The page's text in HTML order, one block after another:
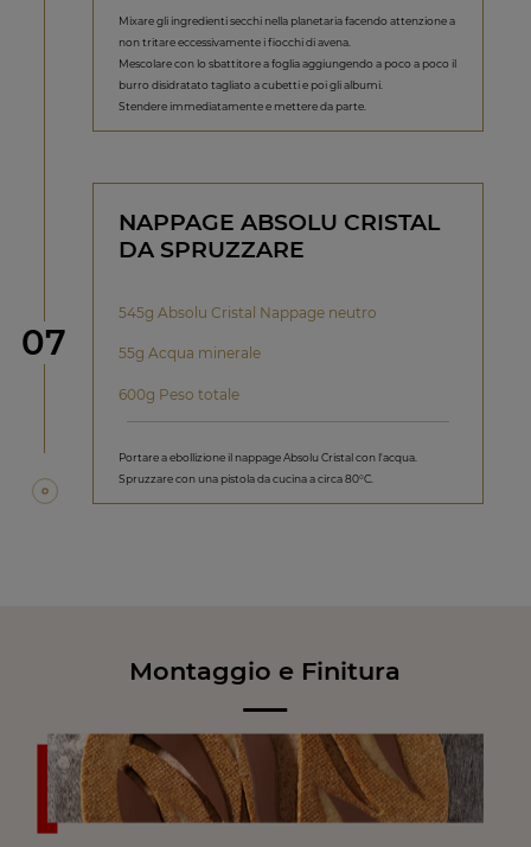
Mixare gli ingredienti secchi nella planetaria facendo attenzione a
non tritare eccessivamente i fiocchi di avena.
Mescolare con lo sbattitore a foglia aggiungendo a poco a poco il
burro disidratato tagliato a cubetti e poi gli albumi.
Stendere immediatamente e mettere da parte.
Step
07
NAPPAGE ABSOLU CRISTAL
DA SPRUZZARE
545g Absolu Cristal Nappage neutro
55g Acqua minerale
600g Peso totale
Portare a ebollizione il nappage Absolu Cristal con l'acqua.
Spruzzare con una pistola da cucina a circa 80°C.
Montaggio e Finitura